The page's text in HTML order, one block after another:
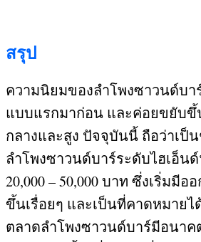
สรุป
ความนิยมของลำโพงซาวนด์บา
แบบแรกมาก่อน และค่อยขยับขึ้
กลางและสูง ปัจจุบันนี้ ถือว่าเป็
ลำโพงซาวนด์บาร์ระดับไฮเอ็น
20,000 – 50,000บาท ซึ่งเริ่มมีอ
ขึ้นเรื่อยๆ และเป็นที่คาดหมายไ
ตลาดลำโพงซาวนด์บาร์มีอนา